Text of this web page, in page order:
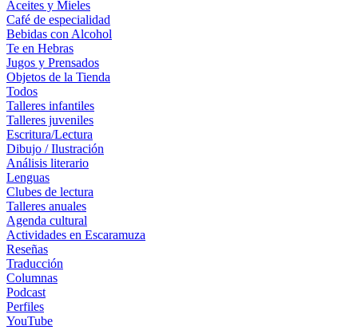
Aceites y Mieles
Café de especialidad
Bebidas con Alcohol
Te en Hebras
Jugos y Prensados
Objetos de la Tienda
Todos
Talleres infantiles
Talleres juveniles
Escritura/Lectura
Dibujo / Ilustración
Análisis literario
Lenguas
Clubes de lectura
Talleres anuales
Agenda cultural
Actividades en Escaramuza
Reseñas
Traducción
Columnas
Podcast
Perfiles
YouTube